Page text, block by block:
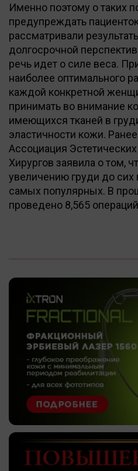
Именно поэтому о таких
предупреждать
рассматривали
долгосрочной
речь идет о силе веса.
наиболее оптимального
каждой конкретной
принимать во внимание
имеющихся тканей в
эластичности кожи.
Ассоциация
Хирургов заявила о том,
увеличению груди до сих
самых популярных. В
проведено 8,565